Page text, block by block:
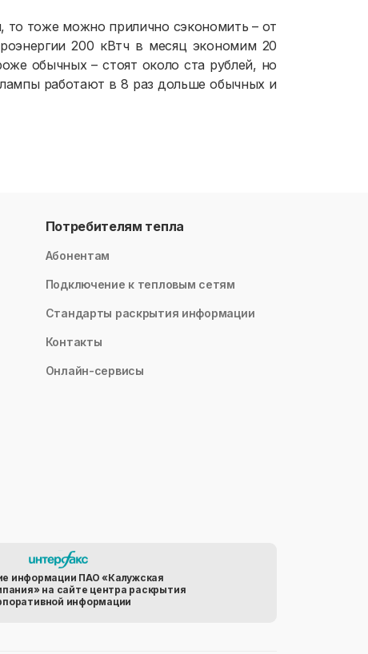
то тоже можно прилично сэкономить – от
200 кВтч в месяц экономим 20
обычных – стоят около ста рублей, но
работают в 8 раз дольше обычных и
Потребителям тепла
Абонентам
Подключение к тепловым сетям
Стандарты раскрытия информации
Контакты
Онлайн-сервисы
информации ПАО «Калужская
на сайте центра раскрытия
информации